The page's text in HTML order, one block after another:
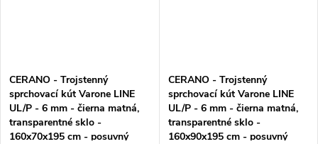
CERANO - Trojstenný
sprchovací kút Varone LINE
UL/P - 6 mm - čierna matná,
transparentné sklo -
160x70x195 cm - posuvný
CERANO - Trojstenný
sprchovací kút Varone LINE
UL/P - 6 mm - čierna matná,
transparentné sklo -
160x90x195 cm - posuvný